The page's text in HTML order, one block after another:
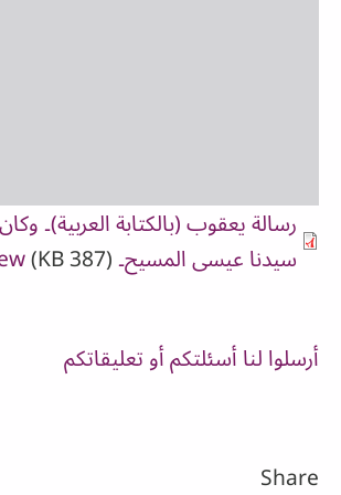
رسالة يعقوب (بالكتابة العربية)۔
سيدنا عيسى المسيح۔ (387 KB)
أرسلوا لنا أسئلتكم أو تعليقاتكم
Share